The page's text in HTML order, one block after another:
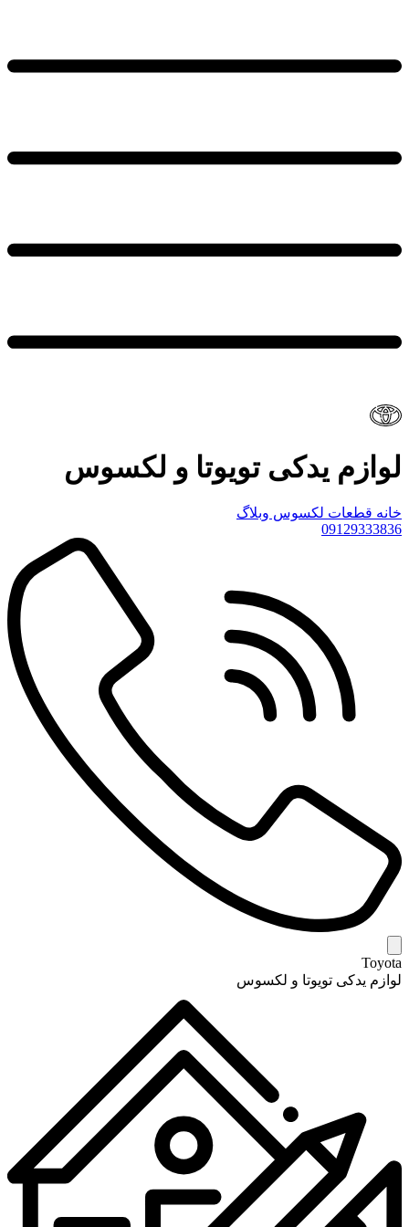
لوازم یدکی تویوتا و لکسوس
خانه قطعات لکسوس وبلاگ
09129333836
Toyota
لوازم یدکی تویوتا و لکسوس